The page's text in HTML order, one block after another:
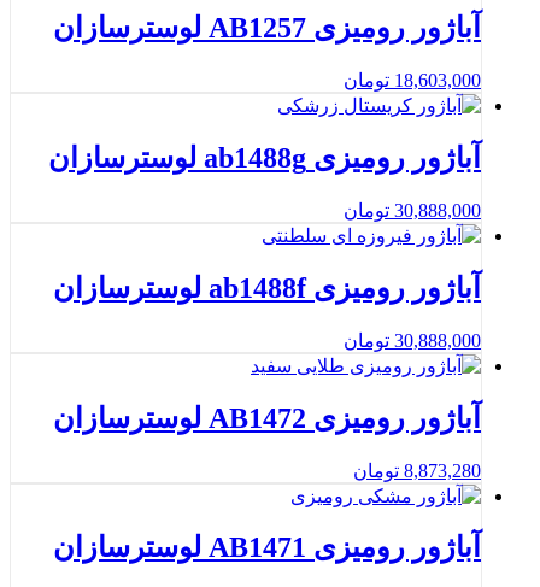
آباژور رومیزی AB1257 لوسترسازان
18,603,000 تومان
آباژور رومیزی ab1488g لوسترسازان
30,888,000 تومان
آباژور رومیزی ab1488f لوسترسازان
30,888,000 تومان
آباژور رومیزی AB1472 لوسترسازان
8,873,280 تومان
آباژور رومیزی AB1471 لوسترسازان